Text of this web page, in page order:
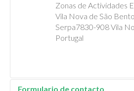
Zonas de Actividades
Vila Nova de São Bento
Serpa7830-908 Vila
Portugal
Formulario de contacto